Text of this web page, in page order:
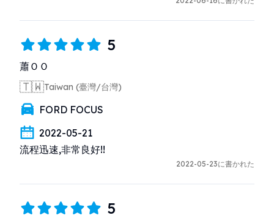
5
蕭ＯＯ
🇹🇼Taiwan (臺灣/台灣)
FORD FOCUS
2022-05-21
流程迅速,非常良好!!
2022-05-23に書かれた
5